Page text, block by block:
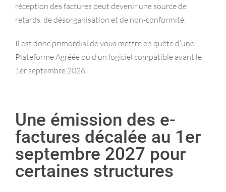
réception des factures peut devenir une source de
retards, de désorganisation et de non-conformité.
Il est donc primordial de vous mettre en quête d’une
Plateforme Agréée ou d’un logiciel compatible avant le
1er septembre 2026.
Une émission des e-
factures décalée au 1er
septembre 2027 pour
certaines structures